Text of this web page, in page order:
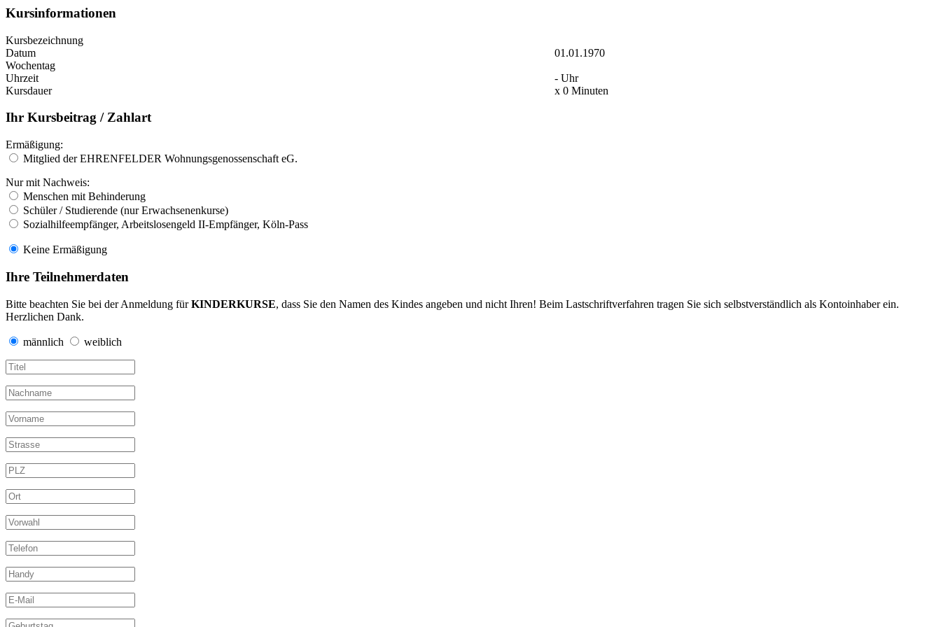
Kursinformationen
Kursbezeichnung
Datum
01.01.1970
Wochentag
Uhrzeit
- Uhr
Kursdauer
x 0 Minuten
Ihr Kursbeitrag / Zahlart
Ermäßigung:
Mitglied der EHRENFELDER Wohnungsgenossenschaft eG.
Nur mit Nachweis:
Menschen mit Behinderung
Schüler / Studierende (nur Erwachsenenkurse)
Sozialhilfeempfänger, Arbeitslosengeld II-Empfänger, Köln-Pass
Keine Ermäßigung
Ihre Teilnehmerdaten
Bitte beachten Sie bei der Anmeldung fürKINDERKURSE, dass Sie den Namen des Kindes angeben und nicht Ihren! Beim Lastschriftverfahren tragen Sie sich selbstverständlich als Kontoinhaber ein.
Herzlichen Dank.
männlich weiblich